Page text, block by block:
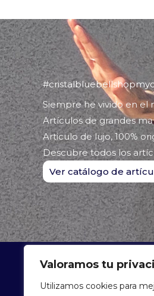
Valoramos tu
Utilizamos cookies para
Siempre he vivido en el
Artículos de grandes
Articulo de lujo, 100%
Descubre todos los
Ver catálogo de